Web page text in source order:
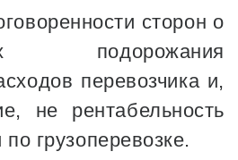
сторон о
подорожания
перевозчика и,
не рентабельность
грузоперевозке.